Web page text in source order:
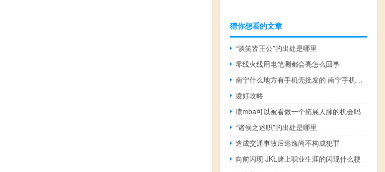
猜你想看的文章
“谈笑皆王公”的出处是哪里
零线火线用电笔测都会亮怎么回事
南宁什么地方有手机壳批发的 南宁手机批发市场
凌好攻略
读mba可以被看做一个拓展人脉的机会吗
“诸侯之述职”的出处是哪里
造成交通事故后逃逸尚不构成犯罪
向前闪现 JKL赌上职业生涯的闪现什么梗